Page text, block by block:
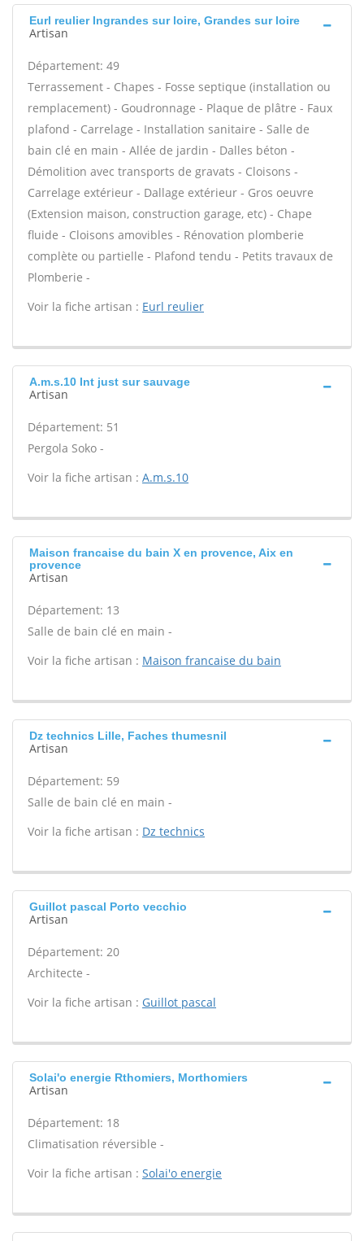
Eurl reulier Ingrandes sur loire, Grandes sur loire
Artisan
Département: 49
Terrassement - Chapes - Fosse septique (installation ou
remplacement) - Goudronnage - Plaque de plâtre - Faux
plafond - Carrelage - Installation sanitaire - Salle de
bain clé en main - Allée de jardin - Dalles béton -
Démolition avec transports de gravats - Cloisons -
Carrelage extérieur - Dallage extérieur - Gros oeuvre
(Extension maison, construction garage, etc) - Chape
fluide - Cloisons amovibles - Rénovation plomberie
complète ou partielle - Plafond tendu - Petits travaux de
Plomberie -
Voir la fiche artisan : Eurl reulier
A.m.s.10 Int just sur sauvage
Artisan
Département: 51
Pergola Soko -
Voir la fiche artisan : A.m.s.10
Maison francaise du bain X en provence, Aix en
provence
Artisan
Département: 13
Salle de bain clé en main -
Voir la fiche artisan : Maison francaise du bain
Dz technics Lille, Faches thumesnil
Artisan
Département: 59
Salle de bain clé en main -
Voir la fiche artisan : Dz technics
Guillot pascal Porto vecchio
Artisan
Département: 20
Architecte -
Voir la fiche artisan : Guillot pascal
Solai'o energie Rthomiers, Morthomiers
Artisan
Département: 18
Climatisation réversible -
Voir la fiche artisan : Solai'o energie